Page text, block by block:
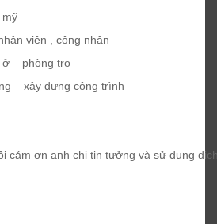
mỹ
viên , công nhân
– phòng trọ
– xây dựng công trình
cám ơn anh chị tin tưởng và sử dụng